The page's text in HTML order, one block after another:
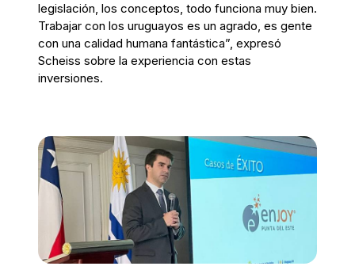
legislación, los conceptos, todo funciona muy bien.
Trabajar con los uruguayos es un agrado, es gente
con una calidad humana fantástica”, expresó
Scheiss sobre la experiencia con estas
inversiones.